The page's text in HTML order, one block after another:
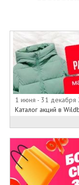
1 июня - 31 декабря
Каталог акций в